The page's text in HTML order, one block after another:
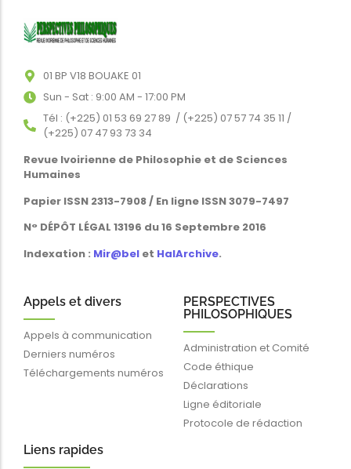
01 BP V18 BOUAKE 01
Sun - Sat : 9:00 AM - 17:00 PM
Tél : (+225) 01 53 69 27 89 / (+225) 07 57 74 35 11 /
(+225) 07 47 93 73 34
Revue Ivoirienne de Philosophie et de Sciences
Humaines
Papier ISSN 2313-7908 / En ligne ISSN 3079-7497
N° DÉPÔT LÉGAL 13196 du 16 Septembre 2016
Indexation : Mir@bel et HalArchive.
Appels et divers
Appels à communication
Derniers numéros
Téléchargements numéros
PERSPECTIVES
PHILOSOPHIQUES
Administration et Comité
Code éthique
Déclarations
Ligne éditoriale
Protocole de rédaction
Liens rapides